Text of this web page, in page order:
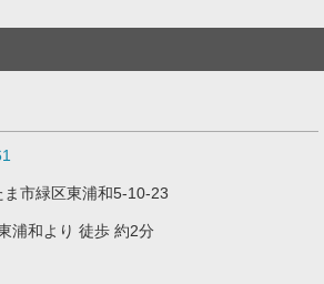
市緑区東浦和5-10-23
浦和より 徒歩 約2分